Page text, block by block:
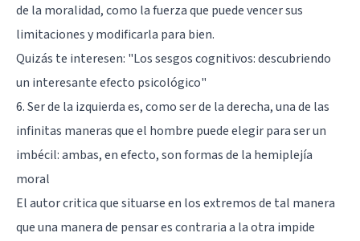
de la moralidad, como la fuerza que puede vencer sus
limitaciones y modificarla para bien.
Quizás te interesen: "Los sesgos cognitivos: descubriendo
un interesante efecto psicológico"
6. Ser de la izquierda es, como ser de la derecha, una de las
infinitas maneras que el hombre puede elegir para ser un
imbécil: ambas, en efecto, son formas de la hemiplejía
moral
El autor critica que situarse en los extremos de tal manera
que una manera de pensar es contraria a la otra impide